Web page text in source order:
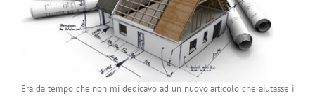
Era da tempo che non mi dedicavo ad un nuovo articolo che aiutasse i